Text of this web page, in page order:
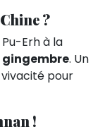
?
Erh à la
gingembre. Un
pour
!